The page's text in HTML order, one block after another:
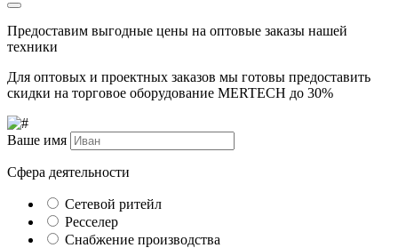
Предоставим выгодные цены на оптовые заказы нашей
техники
Для оптовых и проектных заказов мы готовы предоставить
скидки на торговое оборудование MERTECH до 30%
Ваше имя
Сфера деятельности
Сетевой ритейл
Ресселер
Снабжение производства